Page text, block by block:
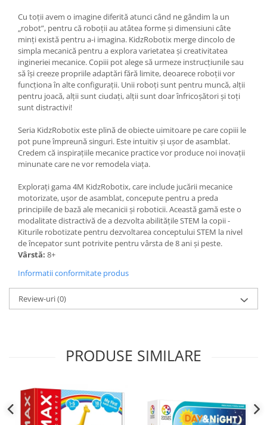
Cu toții avem o imagine diferită atunci când ne gândim la un
„robot”, pentru că roboții au atâtea forme și dimensiuni câte
minți există pentru a-i imagina. KidzRobotix merge dincolo de
simpla mecanică pentru a explora varietatea și creativitatea
ingineriei mecanice. Copiii pot alege să urmeze instrucțiunile sau
să își creeze propriile adaptări fără limite, deoarece roboții vor
funcționa în alte configurații. Unii roboți sunt pentru muncă, alții
pentru joacă, alții sunt ciudați, alții sunt doar înfricoșători și toți
sunt distractivi!
Seria KidzRobotix este plină de obiecte uimitoare pe care copiii le
pot pune împreună singuri. Este intuitiv și ușor de asamblat.
Credem că inspirațiile mecanice practice vor produce noi inovații
minunate care ne vor remodela viața.
Explorați gama 4M KidzRobotix, care include jucării mecanice
motorizate, ușor de asamblat, concepute pentru a preda
principiile de bază ale mecanicii și roboticii. Această gamă este o
modalitate distractivă de a dezvolta abilitățile STEM la copii -
Kiturile robotizate pentru dezvoltarea conceptului STEM la nivel
de începator sunt potrivite pentru vârsta de 8 ani și peste.
Vârstă: 8+
Informatii conformitate produs
Review-uri(0)
PRODUSE SIMILARE